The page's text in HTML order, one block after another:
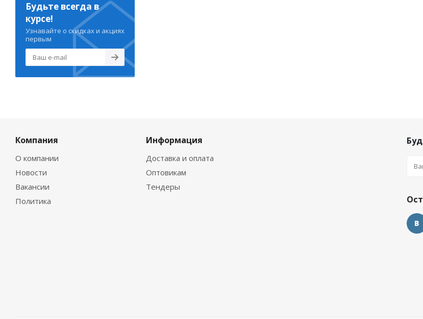
Будьте всегда в
курсе!
Узнавайте о скидках и акциях
первым
Компания
О компании
Новости
Вакансии
Политика
Информация
Доставка и оплата
Оптовикам
Тендеры